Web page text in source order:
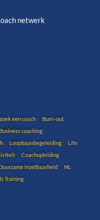
netwerk
een coach
Burn-out
Business coaching
Loopbaanbegeleiding
Life
Coachopleiding
inzetbaarheid
NL
Training